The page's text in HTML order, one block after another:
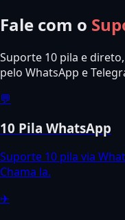
Fale com o
Suporte 10 pila e
pelo WhatsApp e
💬
10 Pila WhatsApp
Suporte 10 pila via
Chama la.
✈️